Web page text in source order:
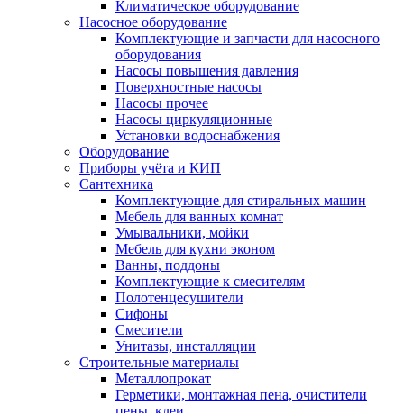
Климатическое оборудование
Насосное оборудование
Комплектующие и запчасти для насосного
оборудования
Насосы повышения давления
Поверхностные насосы
Насосы прочее
Насосы циркуляционные
Установки водоснабжения
Оборудование
Приборы учёта и КИП
Сантехника
Комплектующие для стиральных машин
Мебель для ванных комнат
Умывальники, мойки
Мебель для кухни эконом
Ванны, поддоны
Комплектующие к смесителям
Полотенцесушители
Сифоны
Смесители
Унитазы, инсталляции
Строительные материалы
Металлопрокат
Герметики, монтажная пена, очистители